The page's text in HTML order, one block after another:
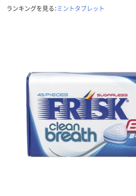
ランキングを見る：ミントタブレット